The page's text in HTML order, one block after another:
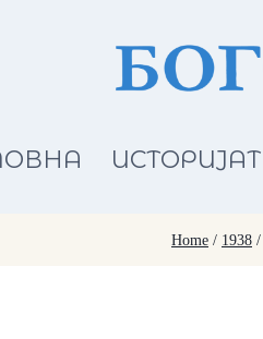
ИСТОРИЈАТ
Home / 1938 /